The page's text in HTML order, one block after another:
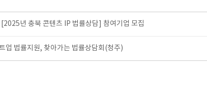
년 충북 콘텐츠 IP 법률상담] 참여기업 모집
업 법률지원, 찾아가는 법률상담회(청주)